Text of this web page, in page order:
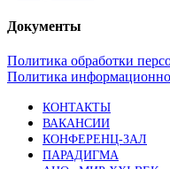
Документы
Политика обработки
Политика
КОНТАКТЫ
ВАКАНСИИ
КОНФЕРЕНЦ-ЗАЛ
ПАРАДИГМА